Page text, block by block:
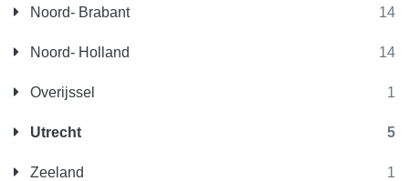
Noord- Brabant 14
Noord- Holland 14
Overijssel 1
Utrecht 5
Zeeland 1